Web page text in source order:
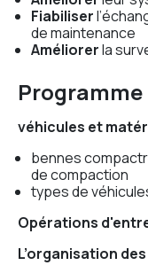
Fiabiliser
de maintenance
Améliorerla
Programme
véhicules et
bennes
de compaction
types de
Opérations
L’organisation